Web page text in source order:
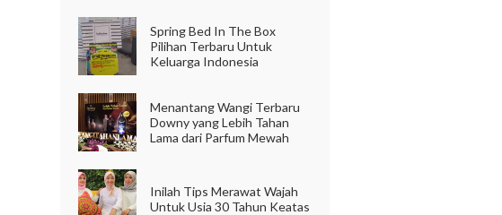
Spring Bed In The Box
Pilihan Terbaru Untuk
Keluarga Indonesia
Menantang Wangi Terbaru
Downy yang Lebih Tahan
Lama dari Parfum Mewah
Inilah Tips Merawat Wajah
Untuk Usia 30 Tahun Keatas